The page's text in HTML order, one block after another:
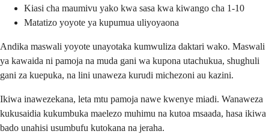
Kiasi cha maumivu yako kwa sasa kwa kiwango cha 1-10
Matatizo yoyote ya kupumua uliyoyaona
Andika maswali yoyote unayotaka kumwuliza daktari wako. Maswali
ya kawaida ni pamoja na muda gani wa kupona utachukua, shughuli
gani za kuepuka, na lini unaweza kurudi michezoni au kazini.
Ikiwa inawezekana, leta mtu pamoja nawe kwenye miadi. Wanaweza
kukusaidia kukumbuka maelezo muhimu na kutoa msaada, hasa ikiwa
bado unahisi usumbufu kutokana na jeraha.